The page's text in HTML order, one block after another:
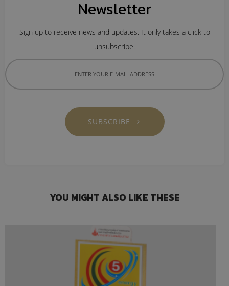
Newsletter
Sign up to receive news and updates. It only takes a click to
unsubscribe.
SUBSCRIBE
YOU MIGHT ALSO LIKE THESE